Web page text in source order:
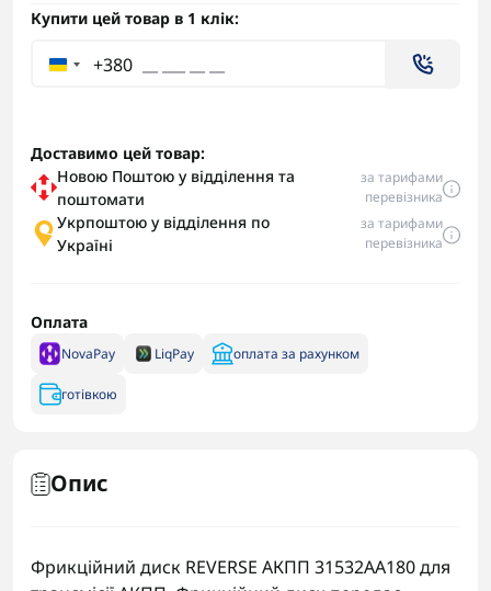
Купити цей товар в 1 клік:
+380
Доставимо цей товар:
Новою Поштою у відділення та
поштомати
за тарифами
перевізника
Укрпоштою у відділення по
Україні
за тарифами
перевізника
Оплата
NovaPay LiqPay оплата за рахунком
готівкою
Опис
Фрикційний диск REVERSE АКПП 31532AA180 для